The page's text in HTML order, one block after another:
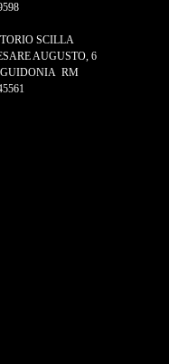
SCILLA
AUGUSTO, 6
RM